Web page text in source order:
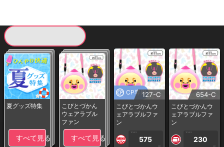
夏グッズ特集
すべて見る
こびとづかん
ウェアラブル
ファン
すべて見る
CP専用127-C
こびとづかんウ
ェアラブルファ
ン
1PLAY
575
CP
654-C
こびとづかんウ
ェアラブルファ
ン
1PLAY
230
CP